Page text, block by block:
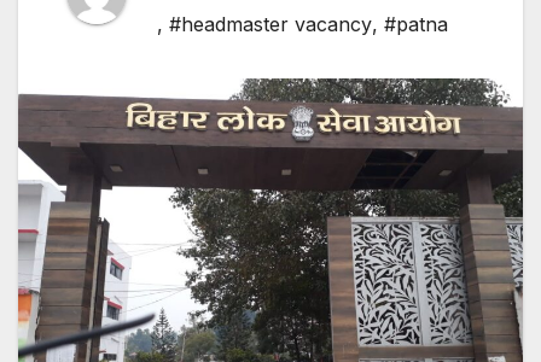
, #headmaster vacancy, #patna